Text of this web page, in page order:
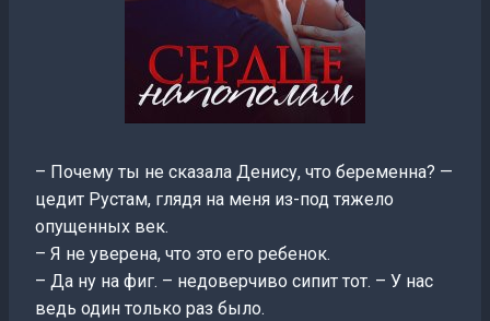
– Почему ты не сказала Денису, что беременна? —
цедит Рустам, глядя на меня из-под тяжело
опущенных век.
– Я не уверена, что это его ребенок.
– Да ну на фиг. – недоверчиво сипит тот. – У нас
ведь один только раз было.